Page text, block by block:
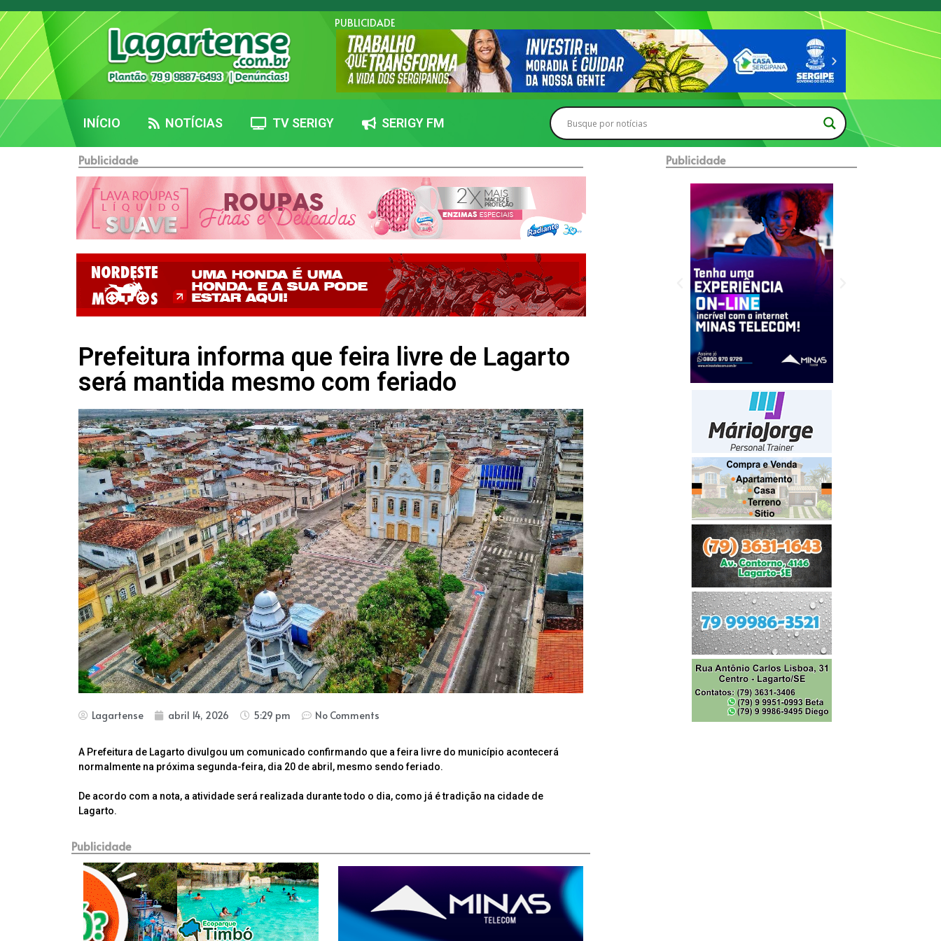
PUBLICIDADE
INÍCIO NOTÍCIAS TV SERIGY SERIGY FM
Publicidade
Prefeitura informa que feira livre de Lagarto
será mantida mesmo com feriado
Lagartense abril 14, 2026 5:29 pm No Comments
A Prefeitura de Lagarto divulgou um comunicado confirmando que a feira livre do município acontecerá
normalmente na próxima segunda-feira, dia 20 de abril, mesmo sendo feriado.
De acordo com a nota, a atividade será realizada durante todo o dia, como já é tradição na cidade de
Lagarto.
Publicidade
Publicidade